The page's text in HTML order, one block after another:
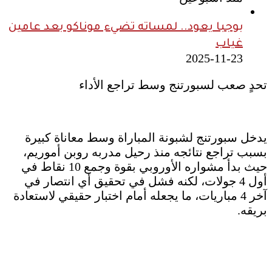
بوجبا يعود.. لمساته تضيء موناكو بعد عامين
غياب
2025-11-23
تحدٍ صعب لسبورتنج وسط تراجع الأداء
يدخل سبورتنج لشبونة المباراة وسط معاناة كبيرة
بسبب تراجع نتائجه منذ رحيل مدربه روبن أموريم،
حيث بدأ مشواره الأوروبي بقوة وجمع 10 نقاط في
أول 4 جولات، لكنه فشل في تحقيق أي انتصار في
آخر 4 مباريات، ما يجعله أمام اختبار حقيقي لاستعادة
بريقه.